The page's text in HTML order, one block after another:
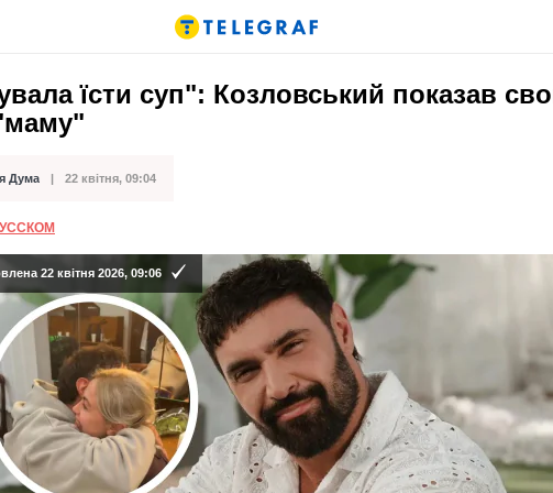
їсти суп": Козловський показав
Дума 22 квітня, 09:04
22 квітня 2026, 09:06